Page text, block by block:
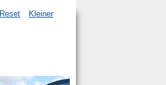
Reset Kleiner